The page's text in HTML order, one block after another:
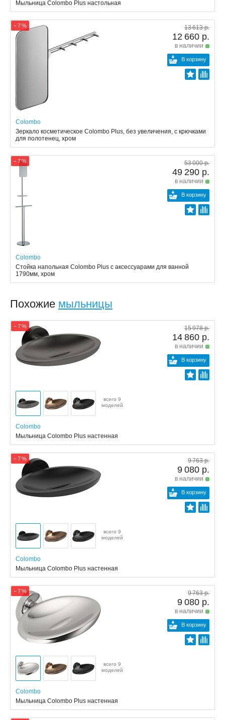
Мыльница Colombo Plus настольная
− 7 % 13 613 р.
12 660 р.
в наличии
В корзину
Colombo
Зеркало косметическое Colombo Plus, без увеличения, с крючками
для полотенец, хром
− 7 % 53 000 р.
49 290 р.
в наличии
В корзину
Colombo
Стойка напольная Colombo Plus с аксессуарами для ванной
1790мм, хром
Похожие мыльницы
− 7 % 15 978 р.
14 860 р.
в наличии
В корзину
всего 9
моделей
Colombo
Мыльница Colombo Plus настенная
− 7 % 9 763 р.
9 080 р.
в наличии
В корзину
всего 9
моделей
Colombo
Мыльница Colombo Plus настенная
− 7 % 9 763 р.
9 080 р.
в наличии
В корзину
всего 9
моделей
Colombo
Мыльница Colombo Plus настенная